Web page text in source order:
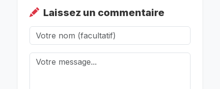
Laissez un commentaire